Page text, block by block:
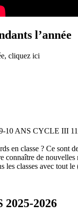
l’année
cliquez ici
10 ANS CYCLE III
en classe ? Ce sont
connaître de
classes avec tout le
2026